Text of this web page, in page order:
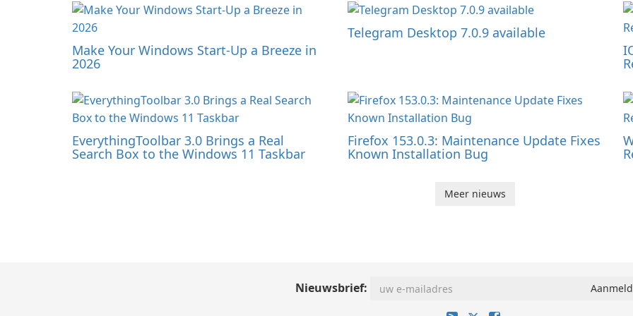
Make Your Windows Start-Up a Breeze in
2026
Telegram Desktop 7.0.9 available
EverythingToolbar 3.0 Brings a Real
Search Box to the Windows 11 Taskbar
Firefox 153.0.3: Maintenance Update Fixes
Known Installation Bug
Meer nieuws
Nieuwsbrief: